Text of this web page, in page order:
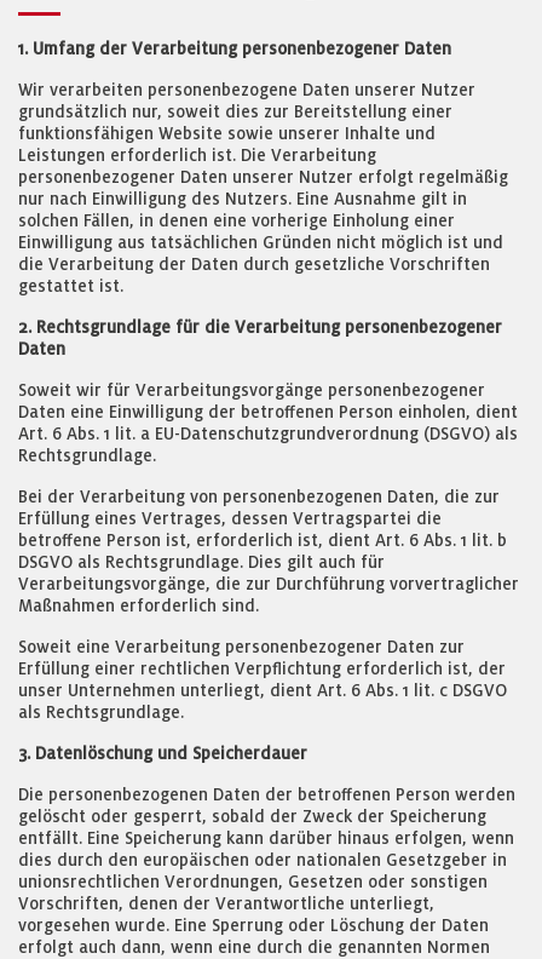
1. Umfang der Verarbeitung personenbezogener Daten
Wir verarbeiten personenbezogene Daten unserer Nutzer
grundsätzlich nur, soweit dies zur Bereitstellung einer
funktionsfähigen Website sowie unserer Inhalte und
Leistungen erforderlich ist. Die Verarbeitung
personenbezogener Daten unserer Nutzer erfolgt regelmäßig
nur nach Einwilligung des Nutzers. Eine Ausnahme gilt in
solchen Fällen, in denen eine vorherige Einholung einer
Einwilligung aus tatsächlichen Gründen nicht möglich ist und
die Verarbeitung der Daten durch gesetzliche Vorschriften
gestattet ist.
2. Rechtsgrundlage für die Verarbeitung personenbezogener
Daten
Soweit wir für Verarbeitungsvorgänge personenbezogener
Daten eine Einwilligung der betroffenen Person einholen, dient
Art. 6 Abs. 1 lit. a EU-Datenschutzgrundverordnung (DSGVO) als
Rechtsgrundlage.
Bei der Verarbeitung von personenbezogenen Daten, die zur
Erfüllung eines Vertrages, dessen Vertragspartei die
betroffene Person ist, erforderlich ist, dient Art. 6 Abs. 1 lit. b
DSGVO als Rechtsgrundlage. Dies gilt auch für
Verarbeitungsvorgänge, die zur Durchführung vorvertraglicher
Maßnahmen erforderlich sind.
Soweit eine Verarbeitung personenbezogener Daten zur
Erfüllung einer rechtlichen Verpflichtung erforderlich ist, der
unser Unternehmen unterliegt, dient Art. 6 Abs. 1 lit. c DSGVO
als Rechtsgrundlage.
3. Datenlöschung und Speicherdauer
Die personenbezogenen Daten der betroffenen Person werden
gelöscht oder gesperrt, sobald der Zweck der Speicherung
entfällt. Eine Speicherung kann darüber hinaus erfolgen, wenn
dies durch den europäischen oder nationalen Gesetzgeber in
unionsrechtlichen Verordnungen, Gesetzen oder sonstigen
Vorschriften, denen der Verantwortliche unterliegt,
vorgesehen wurde. Eine Sperrung oder Löschung der Daten
erfolgt auch dann, wenn eine durch die genannten Normen